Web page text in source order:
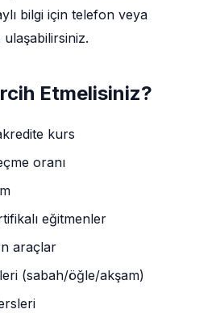
bilgi için telefon veya
Etmelisiniz?
kurs
oranı
eğitmenler
araçlar
(sabah/öğle/akşam)